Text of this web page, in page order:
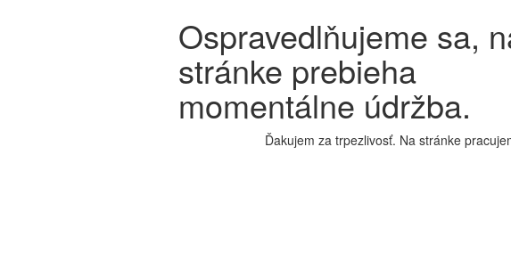
Ospravedlňujeme sa,
stránke prebieha
momentálne údržba.
Ďakujem za trpezlivosť. Na stránke